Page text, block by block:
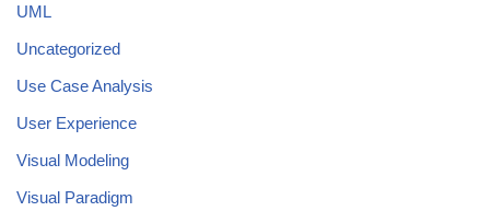
UML
Uncategorized
Use Case Analysis
User Experience
Visual Modeling
Visual Paradigm